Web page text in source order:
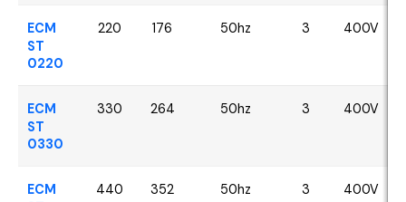
ECM
ST
0220
220 176 50hz 3 400V
ECM
ST
0330
330 264 50hz 3 400V
ECM
440 352 50hz 3 400V